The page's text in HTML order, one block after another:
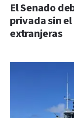
El Senado
privada sin
extranjeras